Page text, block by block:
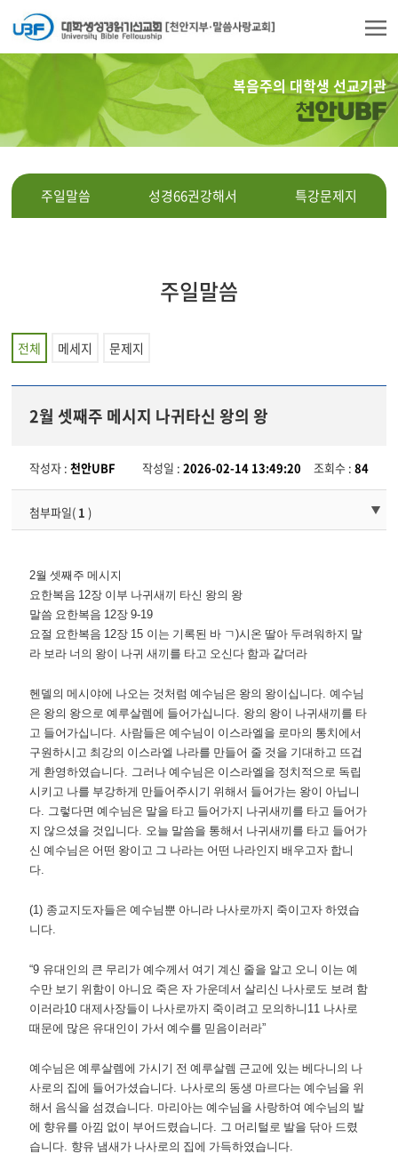
복음주의 대학생 선교기관
천안UBF
주일말씀 성경66권강해서 특강문제지
주일말씀
전체 메세지 문제지
2월 셋째주 메시지 나귀타신 왕의 왕
작성자 :천안UBF 작성일 :2026-02-14 13:49:20 조회수 : 84
첨부파일( 1 )
2월 셋째주 메시지
요한복음 12장 이부 나귀새끼 타신 왕의 왕
말씀 요한복음 12장9-19
요절 요한복음 12장 15 이는 기록된 바 ㄱ)시온 딸아 두려워하지 말
라 보라 너의 왕이 나귀 새끼를 타고 오신다 함과 같더라
헨델의 메시야에 나오는 것처럼 예수님은 왕의 왕이십니다.예수님
은 왕의 왕으로 예루살렘에 들어가십니다. 왕의 왕이 나귀새끼를 타
고 들어가십니다.사람들은 예수님이 이스라엘을 로마의 통치에서
구원하시고 최강의 이스라엘 나라를 만들어 줄 것을 기대하고 뜨겁
게 환영하였습니다. 그러나 예수님은 이스라엘을 정치적으로 독립
시키고 나를 부강하게 만들어주시기 위해서 들어가는 왕이 아닙니
다. 그렇다면 예수님은 말을 타고 들어가지 나귀새끼를 타고 들어가
지 않으셨을 것입니다. 오늘 말씀을 통해서 나귀새끼를 타고 들어가
신 예수님은 어떤 왕이고 그 나라는 어떤 나라인지 배우고자 합니
다.
(1) 종교지도자들은 예수님뿐 아니라 나사로까지 죽이고자 하였습
니다.
“9 유대인의 큰 무리가 예수께서 여기 계신 줄을 알고 오니 이는 예
수만 보기 위함이 아니요 죽은 자 가운데서 살리신 나사로도 보려 함
이러라10대제사장들이 나사로까지 죽이려고 모의하니 11 나사로
때문에 많은 유대인이 가서 예수를 믿음이러라”
예수님은 예루살렘에 가시기 전 예루살렘 근교에 있는 베다니의 나
사로의 집에 들어가셨습니다. 나사로의 동생 마르다는 예수님을 위
해서 음식을 섬겼습니다. 마리아는 예수님을 사랑하여 예수님의 발
에 향유를 아낌 없이 부어드렸습니다. 그 머리털로 발을 닦아 드렸
습니다. 향유 냄새가 나사로의 집에 가득하였습니다.